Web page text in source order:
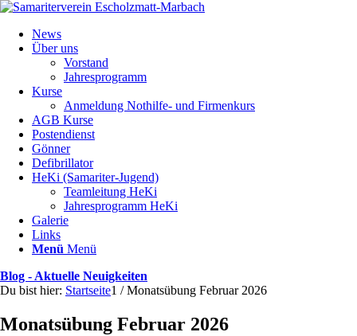
News
Über uns
Vorstand
Jahresprogramm
Kurse
Anmeldung Nothilfe- und Firmenkurs
AGB Kurse
Postendienst
Gönner
Defibrillator
HeKi (Samariter-Jugend)
Teamleitung HeKi
Jahresprogramm HeKi
Galerie
Links
Menü Menü
Blog - Aktuelle Neuigkeiten
Du bist hier: Startseite1 / Monatsübung Februar 2026
Monatsübung Februar 2026